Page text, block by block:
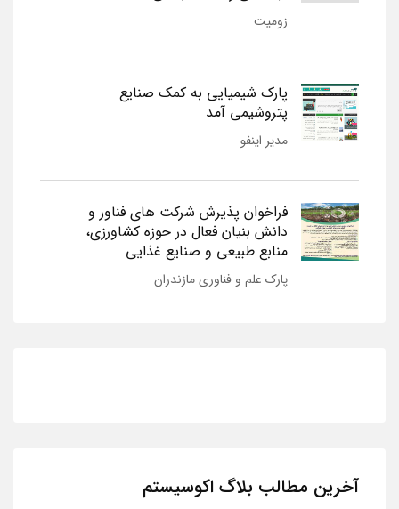
زومیت
پارک شیمیایی به کمک صنایع
پتروشیمی آمد
مدیر اینفو
فراخوان پذیرش شرکت های فناور و
دانش بنیان فعال در حوزه کشاورزی،
منابع طبیعی و صنایع غذایی
پارک علم و فناوری مازندران
آخرین مطالب بلاگ اکوسیستم